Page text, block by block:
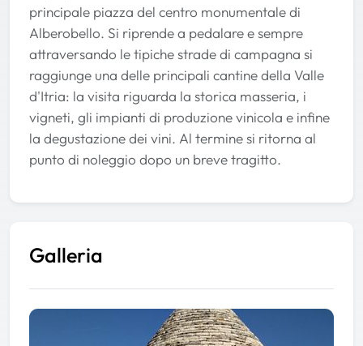
principale piazza del centro monumentale di
Alberobello. Si riprende a pedalare e sempre
attraversando le tipiche strade di campagna si
raggiunge una delle principali cantine della Valle
d'Itria: la visita riguarda la storica masseria, i
vigneti, gli impianti di produzione vinicola e infine
la degustazione dei vini. Al termine si ritorna al
punto di noleggio dopo un breve tragitto.
Galleria